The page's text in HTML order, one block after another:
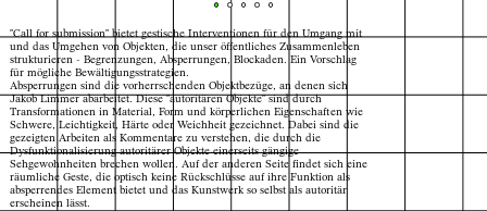
"Call for submission" bietet gestische Interventionen für den Umgang mit
und das Umgehen von Objekten, die unser öffentliches Zusammenleben
strukturieren - Begrenzungen, Absperrungen, Blockaden. Ein Vorschlag
für mögliche Bewältigungsstrategien.
Absperrungen sind die vorherrschenden Objektbezüge, an denen sich
Jakob Limmer abarbeitet. Diese "autoritären Objekte" sind durch
Transformationen in Material, Form und körperlichen Eigenschaften wie
Schwere, Leichtigkeit, Härte oder Weichheit gezeichnet. Dabei sind die
gezeigten Arbeiten als Kommentare zu verstehen, die durch die
Dysfunktionalisierung autoritärer Objekte einerseits gängige
Sehgewohnheiten brechen wollen. Auf der anderen Seite findet sich eine
räumliche Geste, die optisch keine Rückschlüsse auf ihre Funktion als
absperrendes Element bietet und das Kunstwerk so selbst als autoritär
erscheinen lässt.